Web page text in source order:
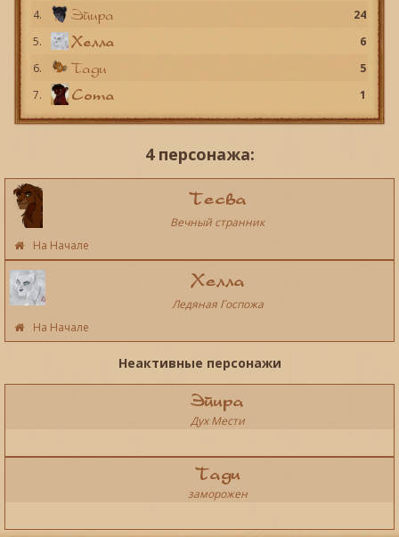
4.
Эйира
24
5.
Хелла
6
6.
Тади
5
7.
Сота 1
4 персонажа:
Тесва
Вечный странник
На Начале
Хелла
Ледяная Госпожа
На Начале
Неактивные персонажи
Эйира
Дух Мести
Тади
заморожен